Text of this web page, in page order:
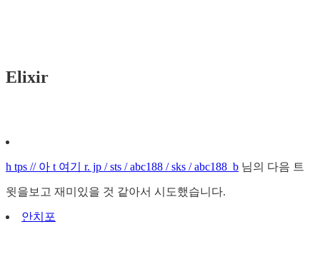
Elixir
h tps // 아 t 여기 r. jp / sts / abc188 / sks / abc188_b 님의 다음 트
윗을보고 재미있을 것 같아서 시도했습니다.
안치포